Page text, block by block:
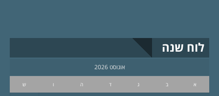
לוח שנה
אוגוסט 2026
א ב ג ד ה ו ש